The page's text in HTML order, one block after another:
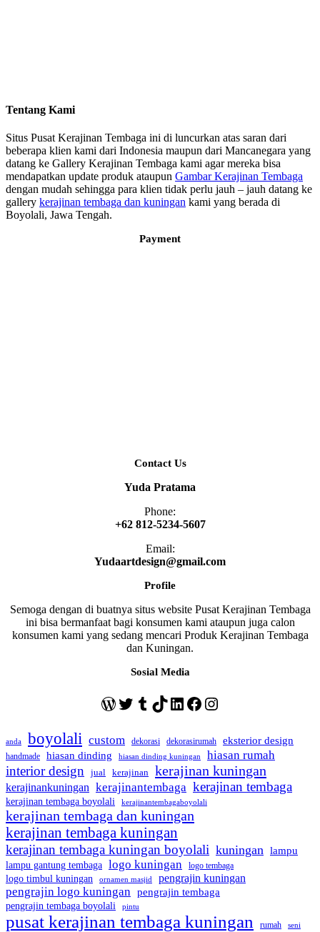
Tentang Kami
Situs Pusat Kerajinan Tembaga ini di luncurkan atas saran dari
beberapa klien kami dari Indonesia maupun dari Mancanegara yang
datang ke Gallery Kerajinan Tembaga kami agar mereka bisa
mendapatkan update produk ataupun Gambar Kerajinan Tembaga
dengan mudah sehingga para klien tidak perlu jauh – jauh datang ke
gallery kerajinan tembaga dan kuningan kami yang berada di
Boyolali, Jawa Tengah.
Payment
Contact Us
Yuda Pratama
Phone:
+62 812-5234-5607
Email:
Yudaartdesign@gmail.com
Profile
Semoga dengan di buatnya situs website Pusat Kerajinan Tembaga
ini bisa bermanfaat bagi konsumen kami ataupun juga calon
konsumen kami yang sedang mencari Produk Kerajinan Tembaga
dan Kuningan.
Sosial Media
WordPress
Twitter
Tumblr
TikTok
LinkedIn
Facebook
Instagram
anda boyolali custom dekorasi dekorasirumah eksterior design
handmade hiasan dinding hiasan dinding kuningan hiasan rumah
interior design jual kerajinan kerajinan kuningan
kerajinankuningan kerajinantembaga kerajinan tembaga
kerajinan tembaga boyolali kerajinantembagaboyolali
kerajinan tembaga dan kuningan
kerajinan tembaga kuningan
kerajinan tembaga kuningan boyolali kuningan lampu
lampu gantung tembaga logo kuningan logo tembaga
logo timbul kuningan ornamen masjid pengrajin kuningan
pengrajin logo kuningan
pengrajin tembaga
pengrajin tembaga boyolali
pintu
pusat kerajinan tembaga kuningan rumah seni